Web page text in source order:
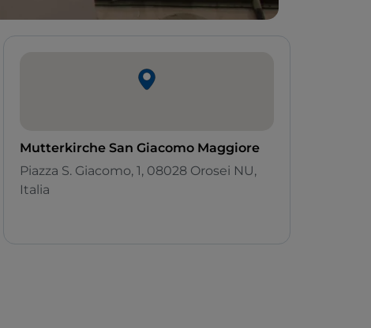
Mutterkirche San Giacomo Maggiore
Piazza S. Giacomo, 1, 08028 Orosei NU,
Italia